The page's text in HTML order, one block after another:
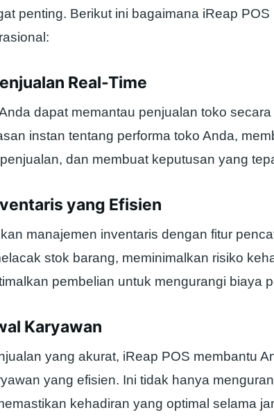
penting. Berikut ini bagaimana iReap POS
Real-Time
dapat memantau penjualan toko secara
instan tentang performa toko Anda,
dan membuat keputusan yang
yang Efisien
manajemen inventaris dengan fitur
stok barang, meminimalkan risiko
pembelian untuk mengurangi biaya
Karyawan
yang akurat, iReap POS membantu
yang efisien. Ini tidak hanya
kehadiran yang optimal selama